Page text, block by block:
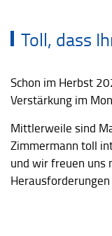
Toll, dass
Schon im Herbst
Verstärkung im
Mittlerweile sind
Zimmermann toll
und wir freuen uns